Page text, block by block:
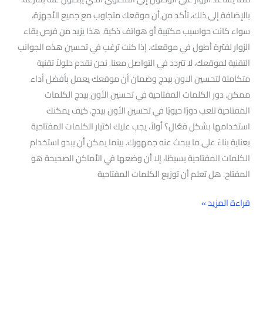
بالإضافة إلى ذلك، تأكد من أن موقعك متجاوب مع جميع الأجهزة،
سواء كانت حواسيب مكتبية أو هواتف ذكية. هذا يزيد من فرص بقاء
الزوار لفترة أطول في موقعك. إذا كنت ترغب في تحسين هذه الجوانب
التقنية لموقعك، لا تتردد في التواصل معنا. نحن نقدم حلولاً تقنية
متكاملة لتحسين الاون بيدج وضمان أن موقعك يعمل بأفضل أداء
ممكن. دور الكلمات المفتاحية في تحسين الأون بيدج الكلمات
المفتاحية تلعب دورًا حيويًا في تحسين الأون بيدج. كيف يمكنك
استخدامها بشكل فعّال؟ أولاً، يجب عليك اختيار الكلمات المفتاحية
بعناية بناءً على ما يبحث عنه جمهورك. بينما يمكن أن يبدو استخدام
الكلمات المفتاحية بسيطًا، إلا أن وضعها في الأماكن الصحيحة هو
المفتاح. هل تعلم أن توزيع الكلمات المفتاحية
قراءة المزيد »